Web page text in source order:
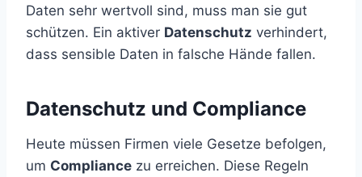
Daten sehr wertvoll sind, muss man sie gut
schützen. Ein aktiver Datenschutz verhindert,
dass sensible Daten in falsche Hände fallen.
Datenschutz und Compliance
Heute müssen Firmen viele Gesetze befolgen,
um Compliance zu erreichen. Diese Regeln